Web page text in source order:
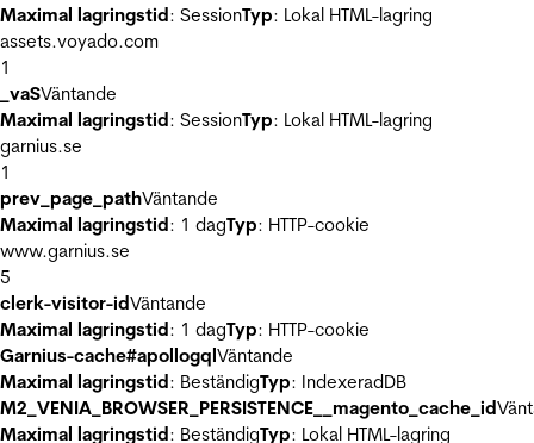
Maximal lagringstid: SessionTyp: Lokal HTML-lagring
assets.voyado.com
1
_vaSVäntande
Maximal lagringstid: SessionTyp: Lokal HTML-lagring
garnius.se
1
prev_page_pathVäntande
Maximal lagringstid: 1 dagTyp: HTTP-cookie
www.garnius.se
5
clerk-visitor-idVäntande
Maximal lagringstid: 1 dagTyp: HTTP-cookie
Garnius-cache#apollogqlVäntande
Maximal lagringstid: BeständigTyp: IndexeradDB
M2_VENIA_BROWSER_PERSISTENCE__magento_cache_id
Maximal lagringstid: BeständigTyp: Lokal HTML-lagring